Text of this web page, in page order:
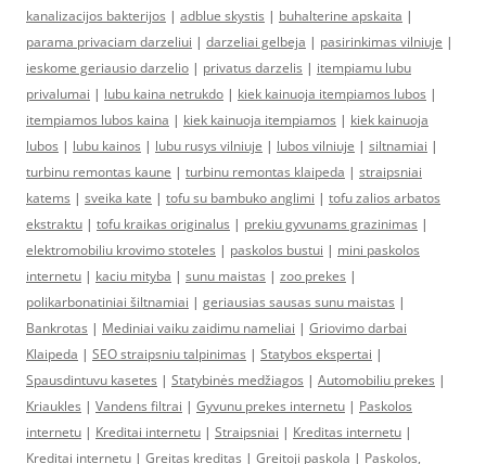
kanalizacijos bakterijos | adblue skystis | buhalterine apskaita |
parama privaciam darzeliui | darzeliai gelbeja | pasirinkimas vilniuje |
ieskome geriausio darzelio | privatus darzelis | itempiamu lubu
privalumai | lubu kaina netrukdo | kiek kainuoja itempiamos lubos |
itempiamos lubos kaina | kiek kainuoja itempiamos | kiek kainuoja
lubos | lubu kainos | lubu rusys vilniuje | lubos vilniuje | siltnamiai |
turbinu remontas kaune | turbinu remontas klaipeda | straipsniai
katems | sveika kate | tofu su bambuko anglimi | tofu zalios arbatos
ekstraktu | tofu kraikas originalus | prekiu gyvunams grazinimas |
elektromobiliu krovimo stoteles | paskolos bustui | mini paskolos
internetu | kaciu mityba | sunu maistas | zoo prekes |
polikarbonatiniai šiltnamiai | geriausias sausas sunu maistas |
Bankrotas | Mediniai vaiku zaidimu nameliai | Griovimo darbai
Klaipeda | SEO straipsniu talpinimas | Statybos ekspertai |
Spausdintuvu kasetes | Statybinės medžiagos | Automobiliu prekes |
Kriaukles | Vandens filtrai | Gyvunu prekes internetu | Paskolos
internetu | Kreditai internetu | Straipsniai | Kreditas internetu |
Kreditai internetu | Greitas kreditas | Greitoji paskola | Paskolos,